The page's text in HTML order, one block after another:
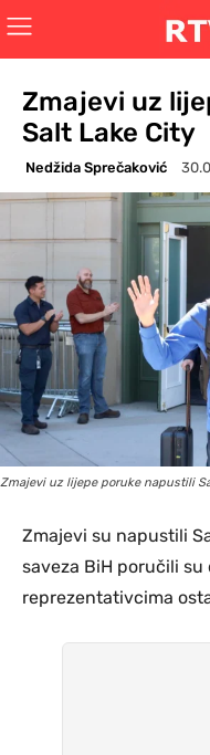
Zmajevi uz
Salt Lake City
Nedžida Sprečaković
Zmajevi uz lijepe poruke napustili
Zmajevi su napustili
saveza BiH poručili su
reprezentativcima